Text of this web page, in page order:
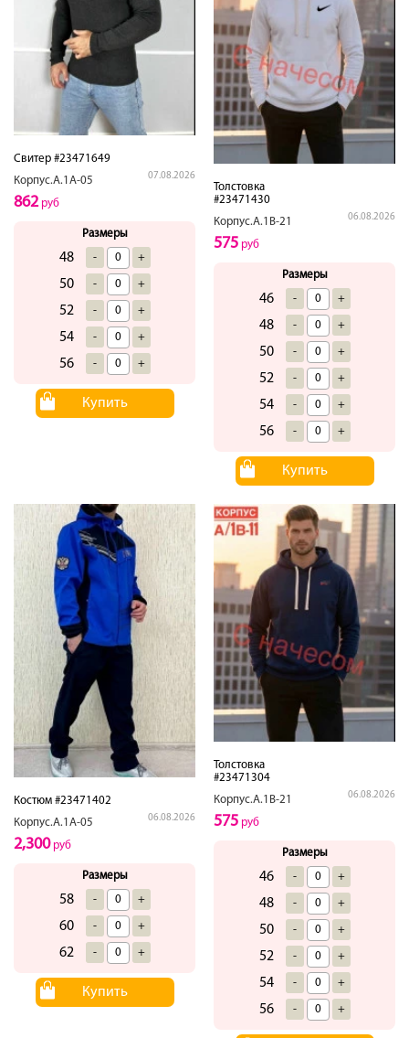
Свитер #23471649
Корпус.А.1А-05
07.08.2026
862руб
Размеры
48 - +
50 - +
52 - +
54 - +
56 - +
Купить
Толстовка
#23471430
Корпус.А.1В-21
06.08.2026
575 руб
Размеры
46 - +
48 - +
50 - +
52 - +
54 - +
56 - +
Купить
Костюм #23471402
Корпус.А.1А-05
06.08.2026
2,300руб
Размеры
58 - +
60 - +
62 - +
Купить
Толстовка
#23471304
Корпус.А.1В-21
06.08.2026
575 руб
Размеры
46 - +
48 - +
50 - +
52 - +
54 - +
56 - +